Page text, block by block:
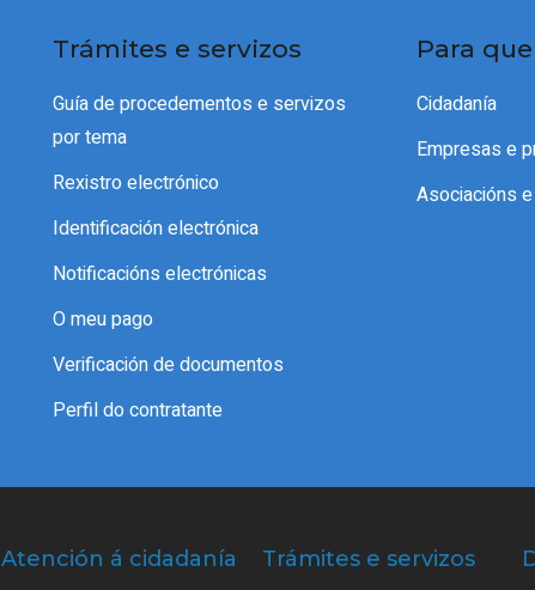
Trámites e servizos
Guía de procedementos e servizos
por tema
Rexistro electrónico
Identificación electrónica
Notificacións electrónicas
O meu pago
Verificación de documentos
Perfil do contratante
Para
Cidadanía
Empresas e
Asociacións
Atención á cidadanía Trámites e servizos